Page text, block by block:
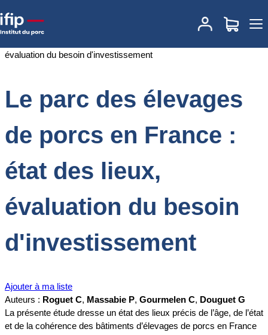
Accueil
Le parc des élevages de porcs en
France : état des lieux, évaluation du besoin d'investissement
Le parc des élevages
de porcs en France :
état des lieux,
évaluation du besoin
d'investissement
Ajouter à ma liste
Auteurs : Roguet C, Massabie P, Gourmelen C, Douguet G
La présente étude dresse un état des lieux précis de l’âge, de l’état
et de la cohérence des bâtiments d’élevages de porcs en France